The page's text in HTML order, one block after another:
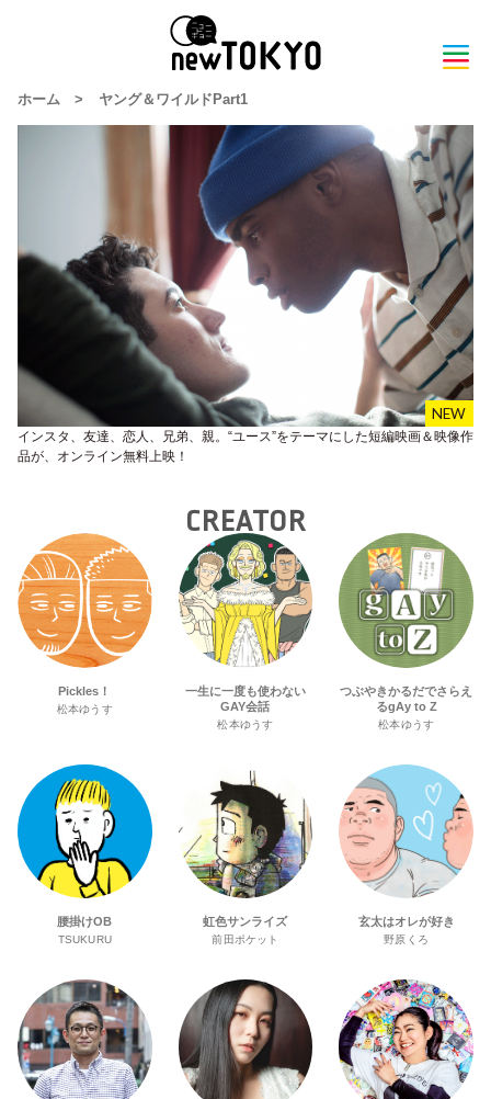
ホーム > ヤング＆ワイルドPart1
インスタ、友達、恋人、兄弟、親。“ユース”をテーマにした短編映画＆映像作
品が、オンライン無料上映！
CREATOR
Pickles！
松本ゆうす
一生に一度も使わない
GAY会話
松本ゆうす
つぶやきかるだでさらえ
るgAy to Z
松本ゆうす
腰掛けOB
TSUKURU
虹色サンライズ
前田ポケット
玄太はオレが好き
野原くろ